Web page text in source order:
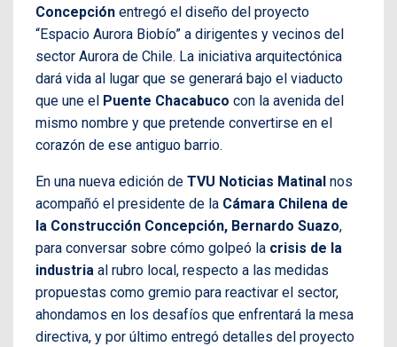
Concepción entregó el diseño del proyecto
“Espacio Aurora Biobío” a dirigentes y vecinos del
sector Aurora de Chile. La iniciativa arquitectónica
dará vida al lugar que se generará bajo el viaducto
que une el Puente Chacabuco con la avenida del
mismo nombre y que pretende convertirse en el
corazón de ese antiguo barrio.
En una nueva edición de TVU Noticias Matinal nos
acompañó el presidente de la Cámara Chilena de
la Construcción Concepción, Bernardo Suazo,
para conversar sobre cómo golpeó la crisis de la
industria al rubro local, respecto a las medidas
propuestas como gremio para reactivar el sector,
ahondamos en los desafíos que enfrentará la mesa
directiva, y por último entregó detalles del proyecto